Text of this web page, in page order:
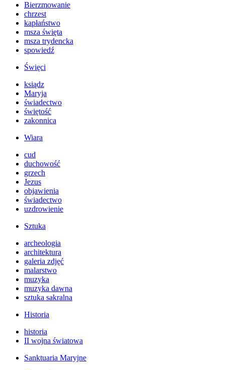
Bierzmowanie
chrzest
kapłaństwo
msza święta
msza trydencka
spowiedź
Święci
ksiądz
Maryja
świadectwo
świętość
zakonnica
Wiara
cud
duchowość
grzech
Jezus
objawienia
świadectwo
uzdrowienie
Sztuka
archeologia
architektura
galeria zdjęć
malarstwo
muzyka
muzyka dawna
sztuka sakralna
Historia
historia
II wojna światowa
Sanktuaria Maryjne